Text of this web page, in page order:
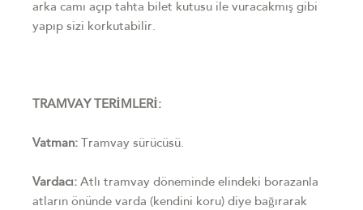
arka camı açıp tahta bilet kutusu ile vuracakmış gibi
yapıp sizi korkutabilir.
TRAMVAY TERİMLERİ:
Vatman: Tramvay sürücüsü.
Vardacı: Atlı tramvay döneminde elindeki borazanla
atların önünde varda (kendini koru) diye bağırarak